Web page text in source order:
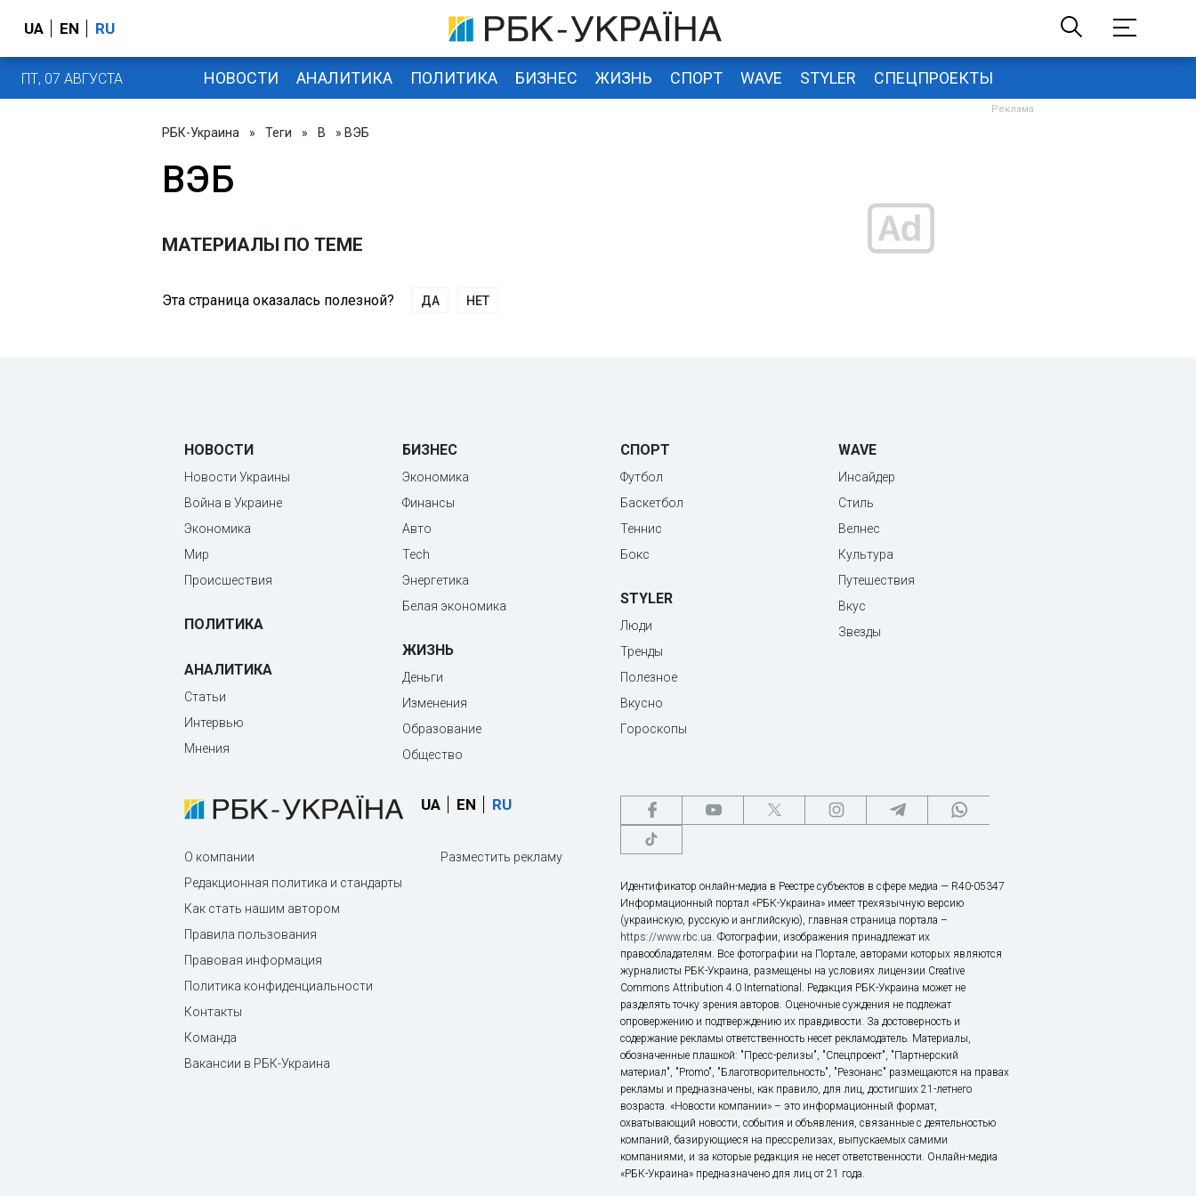
UA EN RU
ПТ, 07 АВГУСТА НОВОСТИ АНАЛИТИКА ПОЛИТИКА БИЗНЕС ЖИЗНЬ СПОРТ WAVE STYLER СПЕЦПРОЕКТЫ
РБК-Украина » Теги » В » ВЭБ
ВЭБ
МАТЕРИАЛЫ ПО ТЕМЕ
Эта страница оказалась полезной? ДА НЕТ
НОВОСТИ
Новости Украины
Война в Украине
Экономика
Мир
Происшествия
ПОЛИТИКА
АНАЛИТИКА
Статьи
Интервью
Мнения
БИЗНЕС
Экономика
Финансы
Авто
Tech
Энергетика
Белая экономика
ЖИЗНЬ
Деньги
Изменения
Образование
Общество
СПОРТ
Футбол
Баскетбол
Теннис
Бокс
STYLER
Люди
Тренды
Полезное
Вкусно
Гороскопы
WAVE
Инсайдер
Стиль
Велнес
Культура
Путешествия
Вкус
Звезды
UA EN RU
О компании
Редакционная политика и стандарты
Как стать нашим автором
Правила пользования
Правовая информация
Политика конфиденциальности
Контакты
Команда
Вакансии в РБК-Украина
Разместить рекламу
Идентификатор онлайн-медиа в Реестре субъектов в сфере медиа — R40-05347
Информационный портал «РБК-Украина» имеет трехязычную версию
(украинскую, русскую и английскую), главная страница портала –
https://www.rbc.ua. Фотографии, изображения принадлежат их
правообладателям. Все фотографии на Портале, авторами которых являются
журналисты РБК-Украина, размещены на условиях лицензии Creative
Commons Attribution 4.0 International. Редакция РБК-Украина может не
разделять точку зрения авторов. Оценочные суждения не подлежат
опровержению и подтверждению их правдивости. За достоверность и
содержание рекламы ответственность несет рекламодатель. Материалы,
обозначенные плашкой: "Пресс-релизы", "Спецпроект", "Партнерский
материал", "Promo", "Благотворительность", "Резонанс" размещаются на правах
рекламы и предназначены, как правило, для лиц, достигших 21-летнего
возраста. «Новости компании» – это информационный формат,
охватывающий новости, события и объявления, связанные с деятельностью
компаний, базирующиеся на прессрелизах, выпускаемых самими
компаниями, и за которые редакция не несет ответственности. Онлайн-медиа
«РБК-Украина» предназначено для лиц от 21 года.